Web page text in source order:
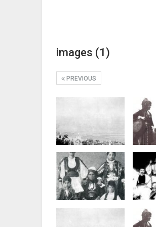
images (1)
PREVIOUS